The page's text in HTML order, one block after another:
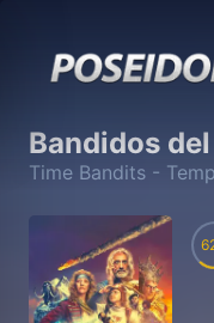
Bandidos
Time Bandits -